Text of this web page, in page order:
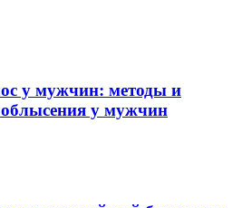
у мужчин: методы и
у мужчин